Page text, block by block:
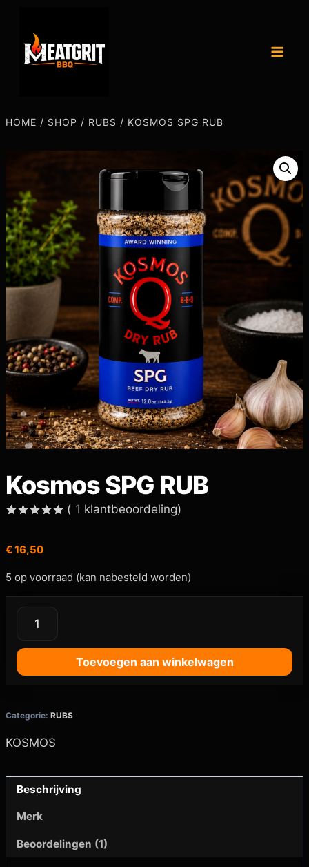
HOME / SHOP / RUBS / KOSMOS SPG RUB
Kosmos SPG RUB
gebaseerd
waardering
( 1 klantbeoordeling)
€16,50
5 op voorraad (kan nabesteld worden)
Toevoegen aan winkelwagen
Categorie: RUBS
KOSMOS
Beschrijving
Merk
Beoordelingen (1)